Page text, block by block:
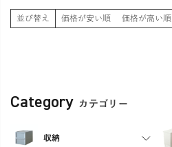
並び替え 価格が安い順 価格が高い順
Category カテゴリー
収納